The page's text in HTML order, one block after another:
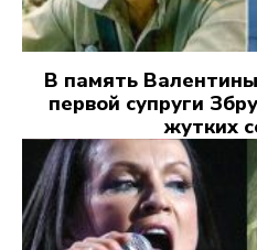
В память
первой супруги
жутких